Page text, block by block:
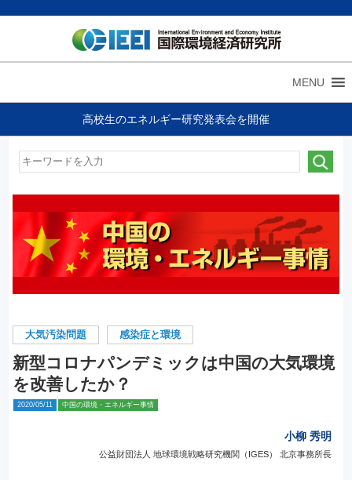
MENU
高校生のエネルギー研究発表会を開催
大気汚染問題 感染症と環境
新型コロナパンデミックは中国の大気環境
を改善したか？
2020/05/11 中国の環境・エネルギー事情
小柳 秀明
公益財団法人 地球環境戦略研究機関（IGES） 北京事務所長